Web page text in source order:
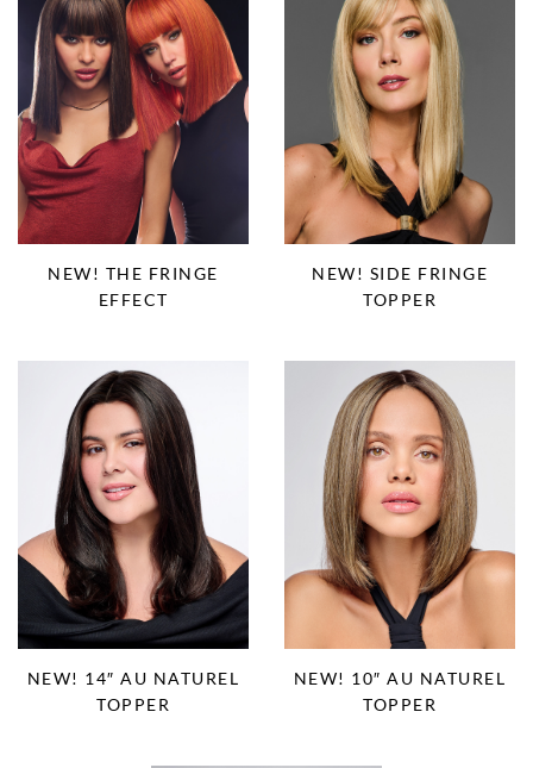
NEW! THE FRINGE
EFFECT
NEW! SIDE FRINGE
TOPPER
NEW! 14″ AU NATUREL
TOPPER
NEW! 10″ AU NATUREL
TOPPER